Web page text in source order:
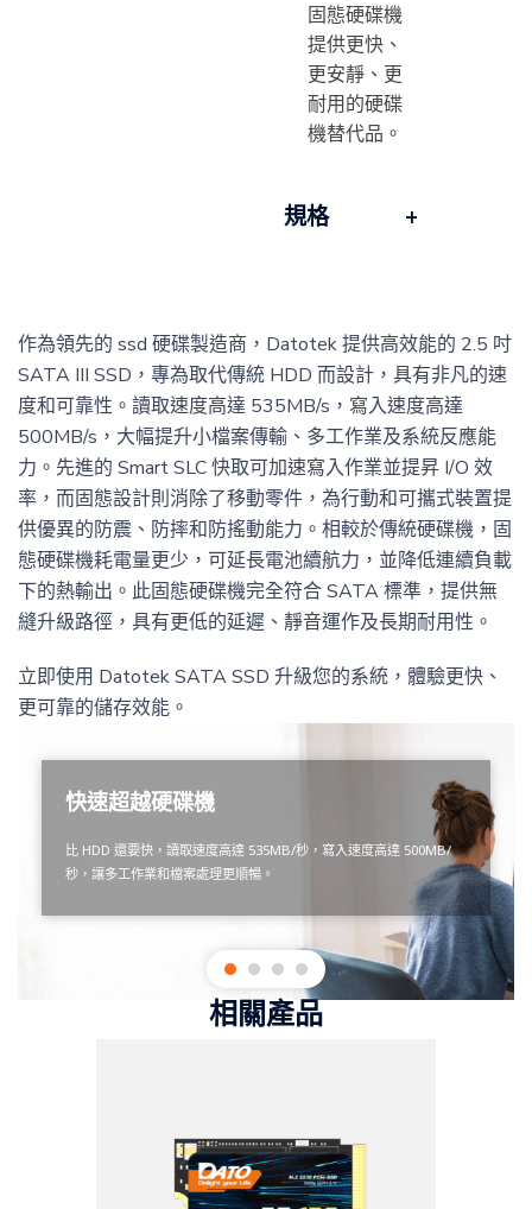
固態硬碟機
提供更快、
更安靜、更
耐用的硬碟
機替代品。
規格
作為領先的 ssd 硬碟製造商，Datotek 提供高效能的 2.5 吋
SATA III SSD，專為取代傳統 HDD 而設計，具有非凡的速
度和可靠性。讀取速度高達 535MB/s，寫入速度高達
500MB/s，大幅提升小檔案傳輸、多工作業及系統反應能
力。先進的 Smart SLC 快取可加速寫入作業並提昇 I/O 效
率，而固態設計則消除了移動零件，為行動和可攜式裝置提
供優異的防震、防摔和防搖動能力。相較於傳統硬碟機，固
態硬碟機耗電量更少，可延長電池續航力，並降低連續負載
下的熱輸出。此固態硬碟機完全符合 SATA 標準，提供無
縫升級路徑，具有更低的延遲、靜音運作及長期耐用性。
立即使用 Datotek SATA SSD 升級您的系統，體驗更快、
更可靠的儲存效能。
快速超越硬碟機
比 HDD 還要快，讀取速度高達 535MB/秒，寫入速度高達 500MB/
秒，讓多工作業和檔案處理更順暢。
相關產品